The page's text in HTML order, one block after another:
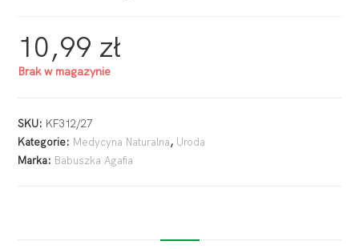
10,99 zł
Brak w magazynie
SKU: KF312/27
Kategorie: Medycyna Naturalna, Uroda
Marka: Babuszka Agafia